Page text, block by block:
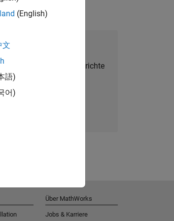
beitreten
Stellenangebote, Berichte
(English)
文
語)
어)
Über MathWorks
Jobs & Karriere